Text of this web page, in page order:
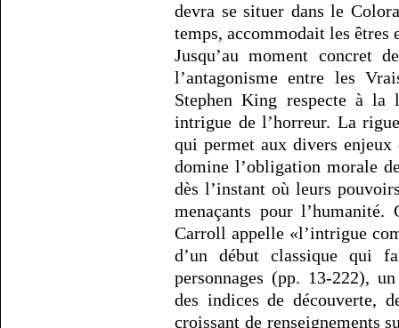
devra se situer dans le
temps, accommodait les êtres
Jusqu’au moment concret
l’antagonisme entre les
Stephen King respecte à
intrigue de l’horreur. La
qui permet aux divers
domine l’obligation morale
dès l’instant où leurs
menaçants pour
Carroll appelle «l’intrigue
d’un début classique qui
personnages (pp. 13-222),
des indices de découverte,
croissant de renseignements